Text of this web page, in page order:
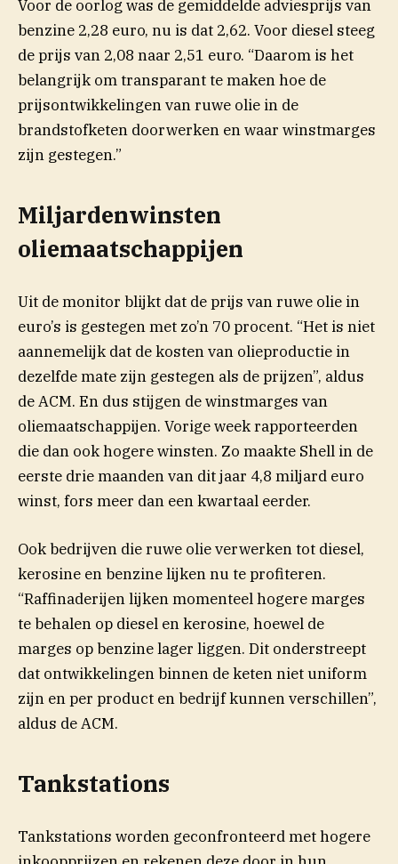
Voor de oorlog was de gemiddelde adviesprijs van
benzine 2,28 euro, nu is dat 2,62. Voor diesel steeg
de prijs van 2,08 naar 2,51 euro. “Daarom is het
belangrijk om transparant te maken hoe de
prijsontwikkelingen van ruwe olie in de
brandstofketen doorwerken en waar winstmarges
zijn gestegen.”
Miljardenwinsten
oliemaatschappijen
Uit de monitor blijkt dat de prijs van ruwe olie in
euro’s is gestegen met zo’n 70 procent. “Het is niet
aannemelijk dat de kosten van olieproductie in
dezelfde mate zijn gestegen als de prijzen”, aldus
de ACM. En dus stijgen de winstmarges van
oliemaatschappijen. Vorige week rapporteerden
die dan ook hogere winsten. Zo maakte Shell in de
eerste drie maanden van dit jaar 4,8 miljard euro
winst, fors meer dan een kwartaal eerder.
Ook bedrijven die ruwe olie verwerken tot diesel,
kerosine en benzine lijken nu te profiteren.
“Raffinaderijen lijken momenteel hogere marges
te behalen op diesel en kerosine, hoewel de
marges op benzine lager liggen. Dit onderstreept
dat ontwikkelingen binnen de keten niet uniform
zijn en per product en bedrijf kunnen verschillen”,
aldus de ACM.
Tankstations
Tankstations worden geconfronteerd met hogere